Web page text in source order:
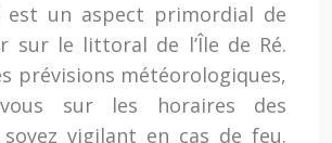
est un aspect primordial de
sur le littoral de l’Île de Ré.
prévisions météorologiques,
vous sur les horaires des
vigilant en cas de feu.